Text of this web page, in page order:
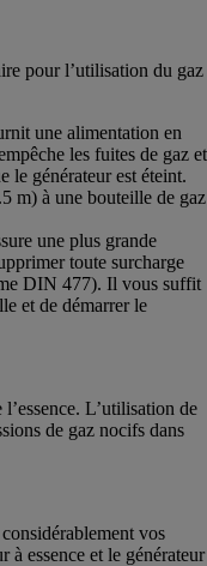
pour l’utilisation du gaz
une alimentation en
les fuites de gaz et
le générateur est éteint.
m) à une bouteille de gaz
une plus grande
toute surcharge
DIN 477). Il vous suffit
et de démarrer le
L’utilisation de
de gaz nocifs dans
vos
à essence et le générateur